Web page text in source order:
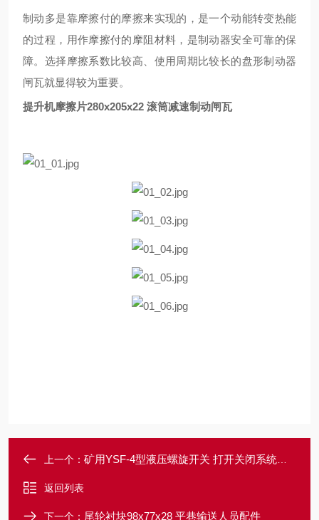
制动多是靠摩擦付的摩擦来实现的，是一个动能转变热能
的过程，用作摩擦付的摩阻材料，是制动器安全可靠的保
障。选择摩擦系数比较高、使用周期比较长的盘形制动器
闸瓦就显得较为重要。
提升机摩擦片280x205x22 滚筒减速制动闸瓦
上一个： 矿用YSF-4型液压螺旋开关 打开关闭系统阀门
返回列表
下一个： 尾轮衬块98x77x28 平巷输送人员配件